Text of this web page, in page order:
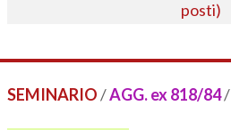
posti)
SEMINARIO/AGG. ex 818/84/